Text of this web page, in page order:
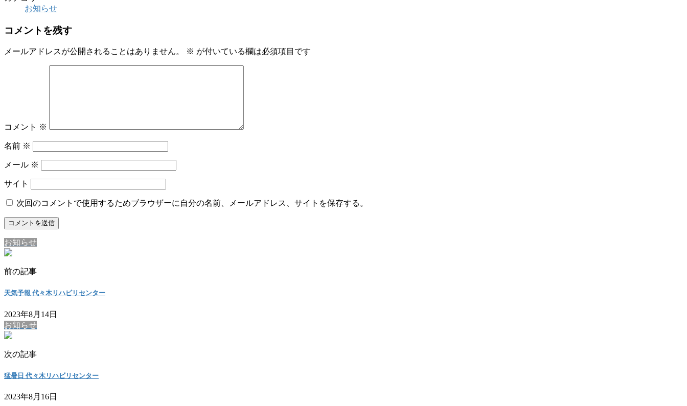
お知らせ
コメントを残す
メールアドレスが公開されることはありません。 ※ が付いている欄は必須項目です
コメント ※
名前 ※
メール ※
サイト
次回のコメントで使用するためブラウザーに自分の名前、メールアドレス、サイトを保存する。
お知らせ
前の記事
天気予報 代々木リハビリセンター
2023年8月14日
お知らせ
次の記事
猛暑日 代々木リハビリセンター
2023年8月16日